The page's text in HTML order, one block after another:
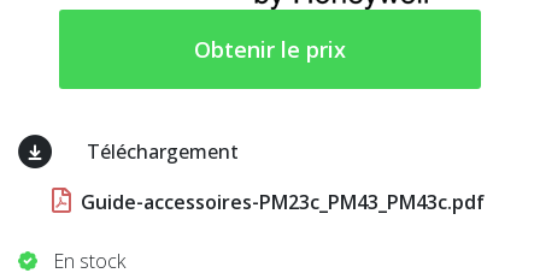
Obtenir le prix
Téléchargement
Guide-accessoires-PM23c_PM43_PM43c.pdf
En stock